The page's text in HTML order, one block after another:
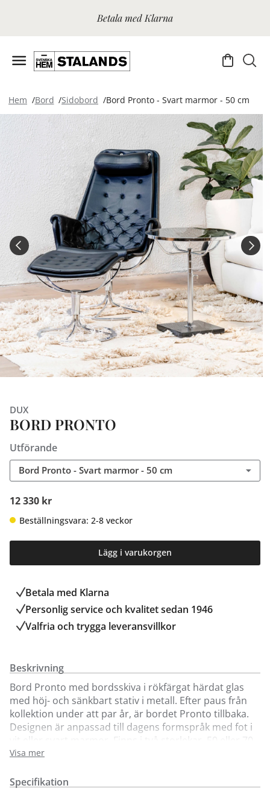
Betala med Klarna
Hem Bord Sidobord Bord Pronto - Svart marmor - 50 cm
DUX
BORD PRONTO
Utförande
Bord Pronto - Svart marmor - 50 cm
12 330 kr
Beställningsvara: 2-8 veckor
Lägg i varukorgen
Betala med Klarna
Personlig service och kvalitet sedan 1946
Valfria och trygga leveransvillkor
Beskrivning
Bord Pronto med bordsskiva i rökfärgat härdat glas
med höj- och sänkbart stativ i metall. Efter paus från
kollektion under att par år, är bordet Pronto tillbaka.
Designen är anpassad till dagens formspråk med fot i
vit eller svart marmor. Finns i två storlekar, 50 eller 70
cm i diameter och passar väldigt fint att kombinera
Visa mer
Specifikation